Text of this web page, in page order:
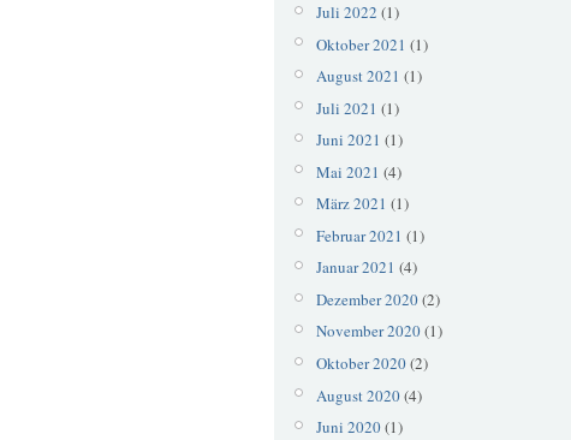
Juli 2022 (1)
Oktober 2021 (1)
August 2021 (1)
Juli 2021 (1)
Juni 2021 (1)
Mai 2021 (4)
März 2021 (1)
Februar 2021 (1)
Januar 2021 (4)
Dezember 2020(2)
November 2020(1)
Oktober 2020(2)
August 2020(4)
Juni 2020(1)